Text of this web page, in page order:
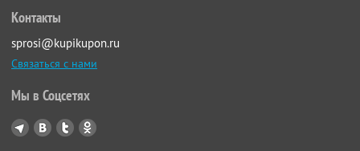
Контакты
sprosi@kupikupon.ru
Связаться с нами
Мы в Соцсетях